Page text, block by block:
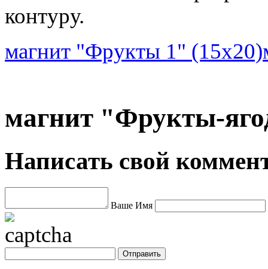
контуру.
магнит "Фрукты 1" (15х20)
магнит "Фрукты-
Написать свой
Ваше Имя